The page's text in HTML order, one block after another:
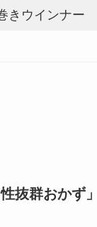
きウインナー
性抜群おかず